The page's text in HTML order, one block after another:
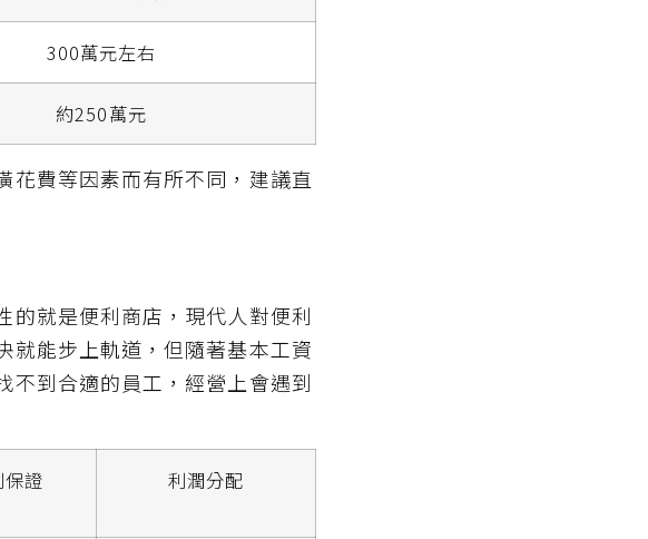
300萬元左右
約250萬元
花費等因素而有所不同，建議直
的就是便利商店，現代人對便利
就能步上軌道，但隨著基本工資
不到合適的員工，經營上會遇到
證 利潤分配